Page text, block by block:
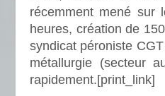
récemment mené sur
heures, création de
syndicat péroniste
métallurgie (secteur
rapidement.[print_link]